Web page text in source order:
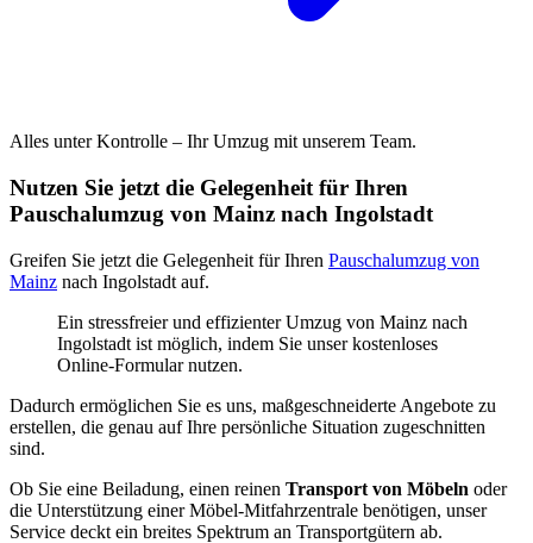
Alles unter Kontrolle – Ihr Umzug mit unserem Team.
Nutzen Sie jetzt die Gelegenheit für Ihren
Pauschalumzug von Mainz nach Ingolstadt
Greifen Sie jetzt die Gelegenheit für Ihren Pauschalumzug von
Mainz nach Ingolstadt auf.
Ein stressfreier und effizienter Umzug von Mainz nach
Ingolstadt ist möglich, indem Sie unser kostenloses
Online-Formular nutzen.
Dadurch ermöglichen Sie es uns, maßgeschneiderte Angebote zu
erstellen, die genau auf Ihre persönliche Situation zugeschnitten
sind.
Ob Sie eine Beiladung, einen reinen Transport von Möbeln oder
die Unterstützung einer Möbel-Mitfahrzentrale benötigen, unser
Service deckt ein breites Spektrum an Transportgütern ab.